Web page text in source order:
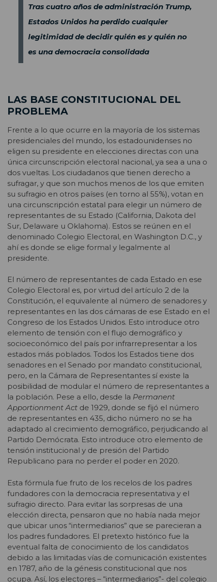
Tras cuatro años de administración Trump,
Estados Unidos ha perdido cualquier
legitimidad de decidir quién es y quién no
es una democracia consolidada
LAS BASE CONSTITUCIONAL DEL
PROBLEMA
Frente a lo que ocurre en la mayoría de los sistemas
presidenciales del mundo, los estadounidenses no
eligen su presidente en elecciones directas con una
única circunscripción electoral nacional, ya sea a una o
dos vueltas. Los ciudadanos que tienen derecho a
sufragar, y que son muchos menos de los que emiten
su sufragio en otros países (en torno al 55%), votan en
una circunscripción estatal para elegir un número de
representantes de su Estado (California, Dakota del
Sur, Delaware u Oklahoma). Estos se reúnen en el
denominado Colegio Electoral, en Washington D.C., y
ahí es donde se elige formal y legalmente al
presidente.
El número de representantes de cada Estado en ese
Colegio Electoral es, por virtud del artículo 2 de la
Constitución, el equivalente al número de senadores y
representantes en las dos cámaras de ese Estado en el
Congreso de los Estados Unidos. Esto introduce otro
elemento de tensión con el flujo demográfico y
socioeconómico del país por infrarrepresentar a los
estados más poblados. Todos los Estados tiene dos
senadores en el Senado por mandato constitucional,
pero, en la Cámara de Representantes sí existe la
posibilidad de modular el número de representantes a
la población. Pese a ello, desde la Permanent
Apportionment Act de 1929, donde se fijó el número
de representantes en 435, dicho número no se ha
adaptado al crecimiento demográfico, perjudicando al
Partido Demócrata. Esto introduce otro elemento de
tensión institucional y de presión del Partido
Republicano para no perder el poder en 2020.
Esta fórmula fue fruto de los recelos de los padres
fundadores con la democracia representativa y el
sufragio directo. Para evitar las sorpresas de una
elección directa, pensaron que no había nada mejor
que ubicar unos “intermediarios” que se parecieran a
los padres fundadores. El pretexto histórico fue la
eventual falta de conocimiento de los candidatos
debido a las limitadas vías de comunicación existentes
en 1787, año de la génesis constitucional que nos
ocupa. Así, los electores – “intermediarios”- del colegio